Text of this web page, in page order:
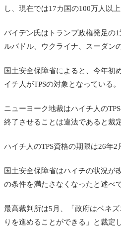
し、現在では17カ国の100万人以
バイデン氏はトランプ政権発足の
ルバドル、ウクライナ、スーダン
国土安全保障省によると、今年初
イチ人がTPSの対象となっている。
ニューヨーク地裁はハイチ人の
終了させることは違法であると裁
ハイチ人のTPS資格の期限は26年2
国土安全保障省はハイチの状況が
の条件を満たさなくなったと述べ
最高裁判所は5月、「政府はベネ
りを進めることができる」と裁定